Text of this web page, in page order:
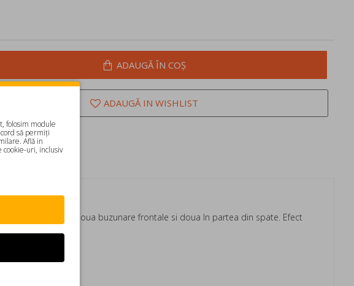
ADAUGĂ ÎN COŞ
ADAUGĂ IN WISHLIST
si canadian. Doua buzunare frontale si doua In partea din spate. Efect
folosim module
să permiți
Află in
uri, inclusiv